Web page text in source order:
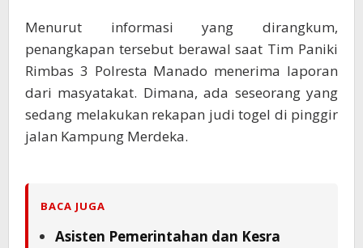
Menurut informasi yang dirangkum,
penangkapan tersebut berawal saat Tim Paniki
Rimbas 3 Polresta Manado menerima laporan
dari masyatakat. Dimana, ada seseorang yang
sedang melakukan rekapan judi togel di pinggir
jalan Kampung Merdeka.
BACA JUGA
Asisten Pemerintahan dan Kesra